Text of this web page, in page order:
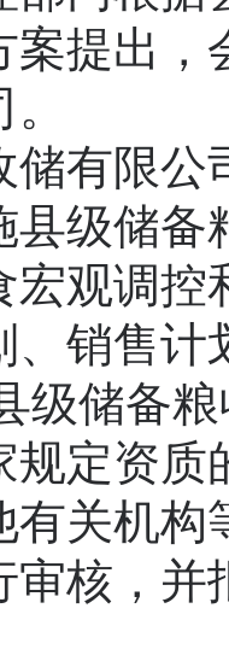
案提出，
限公
县级储备
调控
、销售计
储备粮
规定资质
有关机构
审核，并